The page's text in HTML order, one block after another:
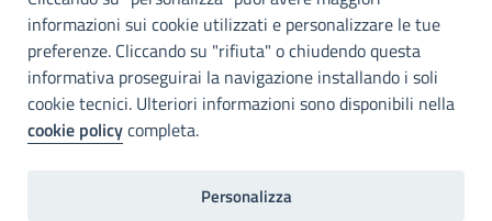
Accessibilità
Città Metropolitana di Palermo si impegna a rendere il proprio sito
web accessibile, conformemente al D.lgs. 10 agosto 2018, n°106
che ha recepito la direttiva UE 2016/2102 del Parlamento euopeo e
del Consiglio.
Dichiarazione di accessibilità
informazioni sui cookie utilizzati e personalizzare le tue
preferenze. Cliccando su "rifiuta" o chiudendo questa
informativa proseguirai la navigazione installando i soli
cookie tecnici. Ulteriori informazioni sono disponibili nella
cookie policycompleta.
Personalizza